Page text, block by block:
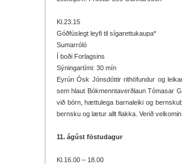
Kl.23.15
Góðfúslegt leyfi til sígarettukaupa*
Sumarróló
Í boði Forlagsins
Sýningartími: 30 mín
Eyrún Ósk Jónsdóttir rithöfundur og
sem hlaut Bókmenntaverðlaun Tómasar
við börn, hættulega barnaleiki og
bernsku og lætur allt flakka. Verið
11. ágúst föstudagur
Kl.16.00 – 18.00